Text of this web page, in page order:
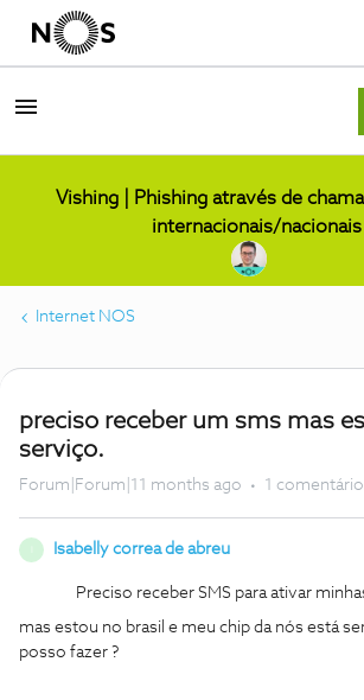
Vishing | Phishing através de
internacionais/nacionais
Internet NOS
preciso receber um sms mas
serviço.
Forum|Forum|11 months ago 1 comentário
Isabelly correa de abreu
Preciso receber SMS para ativar
mas estou no brasil e meu chip da nós está
posso fazer ?